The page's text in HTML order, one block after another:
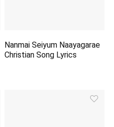
Nanmai Seiyum Naayagarae
Christian Song Lyrics